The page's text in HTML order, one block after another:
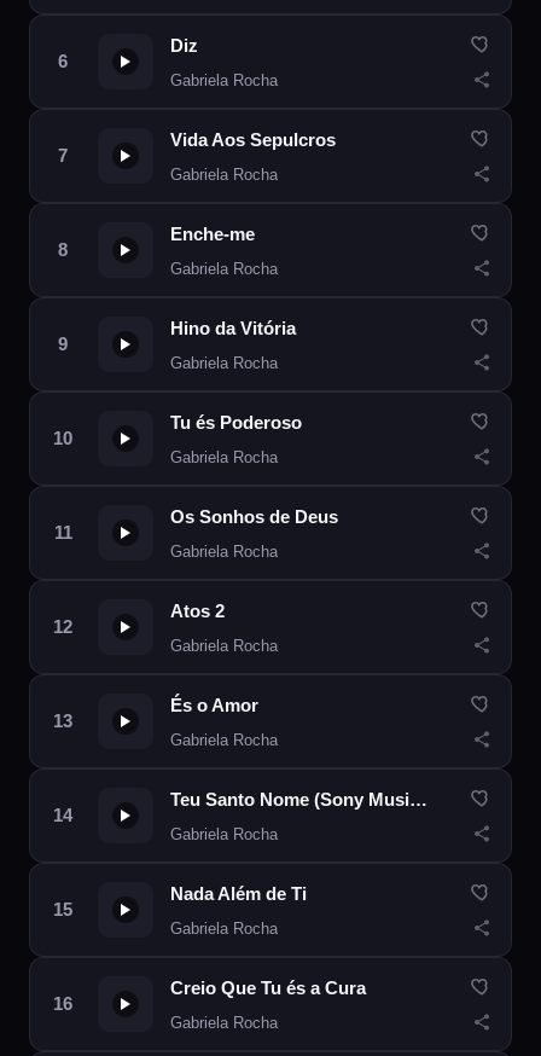
Diz
Gabriela Rocha
Vida Aos Sepulcros
Gabriela Rocha
Enche-me
Gabriela Rocha
Hino da Vitória
Gabriela Rocha
Tu és Poderoso
Gabriela Rocha
Os Sonhos de Deus
Gabriela Rocha
Atos 2
Gabriela Rocha
És o Amor
Gabriela Rocha
Teu Santo Nome (Sony Music Live)
Gabriela Rocha
Nada Além de Ti
Gabriela Rocha
Creio Que Tu és a Cura
Gabriela Rocha